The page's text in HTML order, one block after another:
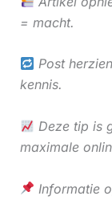
= macht.
Post
kennis.
Deze tip is
maximale
Informatie